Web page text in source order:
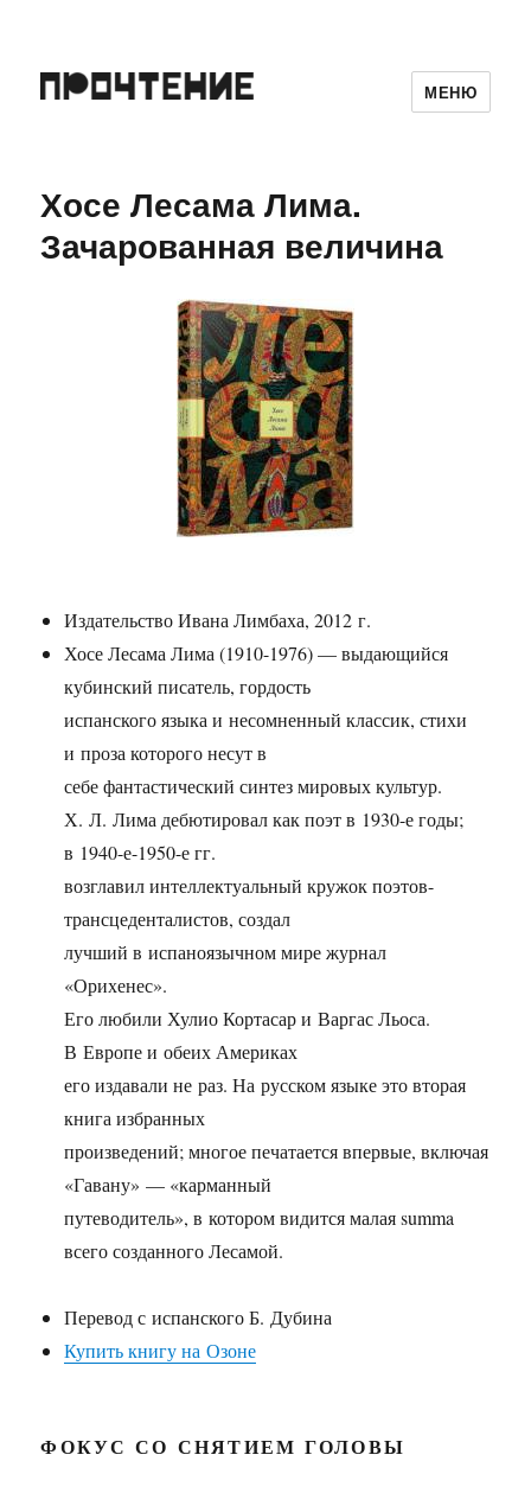
МЕНЮ
Хосе Лесама Лима.
Зачарованная величина
Издательство Ивана Лимбаха, 2012 г.
Хосе Лесама Лима(1910-1976) —выдающийся
кубинский писатель, гордость
испанского языка и несомненный классик, стихи
и проза которого несут в
себе фантастический синтез мировых культур.
Х. Л. Лима дебютировал как поэт в 1930-егоды;
в 1940-е-1950-е гг.
возглавил интеллектуальный кружок поэтов-
трансцеденталистов, создал
лучший в испаноязычном мире журнал
«Орихенес».
Его любили Хулио Кортасар и Варгас Льоса.
В Европе и обеих Америках
его издавали не раз. На русском языке это вторая
книга избранных
произведений; многое печатается впервые, включая
«Гавану» — «карманный
путеводитель», в котором видится малая summa
всего созданного Лесамой.
Перевод с испанского Б. Дубина
Купить книгу на Озоне
ФОКУС СО СНЯТИЕМ ГОЛОВЫ